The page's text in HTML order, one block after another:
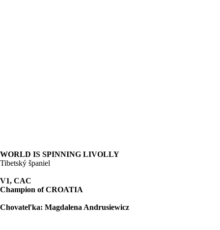
WORLD IS SPINNING LIVOLLY
Tibetský španiel
V1, CAC
Champion of CROATIA
Chovateľka: Magdalena Andrusiewicz